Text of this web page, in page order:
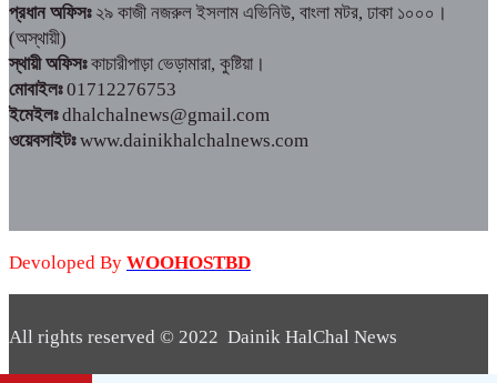
প্রধান অফিসঃ২৯ কাজী নজরুল ইসলাম এভিনিউ, বাংলা মটর, ঢাকা ১০০০।
(অস্থায়ী)
স্থায়ী অফিসঃকাচারীপাড়া ভেড়ামারা, কুষ্টিয়া।
মোবাইলঃ01712276753
ইমেইলঃdhalchalnews@gmail.com
ওয়েবসাইটঃwww.dainikhalchalnews.com
Devoloped By WOOHOSTBD
All rights reserved © 2022 Dainik HalChal News